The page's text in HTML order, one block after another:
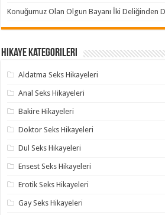
Konuğumuz Olan Olgun Bayanı İki Deliğinden
Hikaye Kategorileri
Aldatma Seks Hikayeleri
Anal Seks Hikayeleri
Bakire Hikayeleri
Doktor Seks Hikayeleri
Dul Seks Hikayeleri
Ensest Seks Hikayeleri
Erotik Seks Hikayeleri
Gay Seks Hikayeleri